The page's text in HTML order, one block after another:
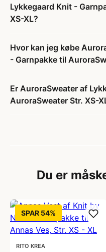
Lykkegaard Knit -
XS-XL?
Hvor kan jeg købe
- Garnpakke til
Er AuroraSweater af
AuroraSweater Str. XS-
Du er
SPAR 54%
RITO KREA